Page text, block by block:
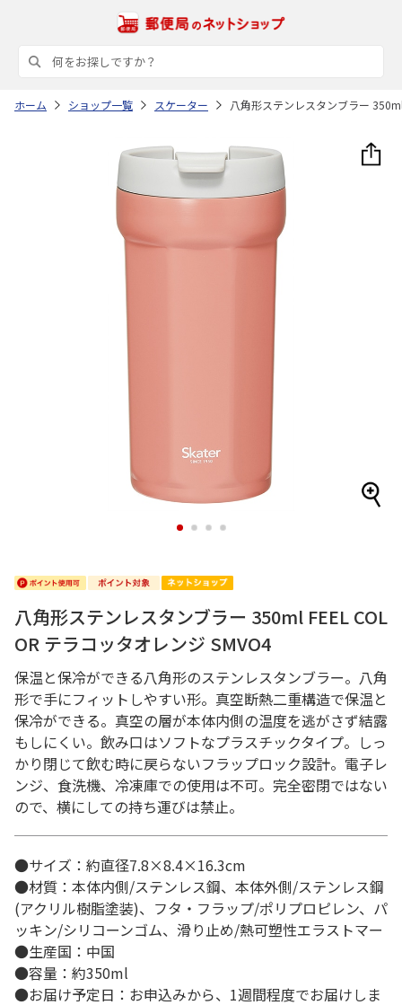
ホーム ショップ一覧 スケーター 八角形ステンレスタンブラー
1 2 3 4
八角形ステンレスタンブラー 350ml FEEL COL
OR テラコッタオレンジ SMVO4
保温と保冷ができる八角形のステンレスタンブラー。八角
形で手にフィットしやすい形。真空断熱二重構造で保温と
保冷ができる。真空の層が本体内側の温度を逃がさず結露
もしにくい。飲み口はソフトなプラスチックタイプ。しっ
かり閉じて飲む時に戻らないフラップロック設計。電子レ
ンジ、食洗機、冷凍庫での使用は不可。完全密閉ではない
ので、横にしての持ち運びは禁止。
●サイズ：約直径7.8×8.4×16.3cm
●材質：本体内側/ステンレス鋼、本体外側/ステンレス鋼
(アクリル樹脂塗装)、フタ・フラップ/ポリプロピレン、パ
ッキン/シリコーンゴム、滑り止め/熱可塑性エラストマー
●生産国：中国
●容量：約350ml
●お届け予定日：お申込みから、1週間程度でお届けしま